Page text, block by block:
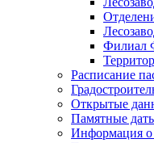
Филиал
Расписание
Открытые
Памятные
Информация о